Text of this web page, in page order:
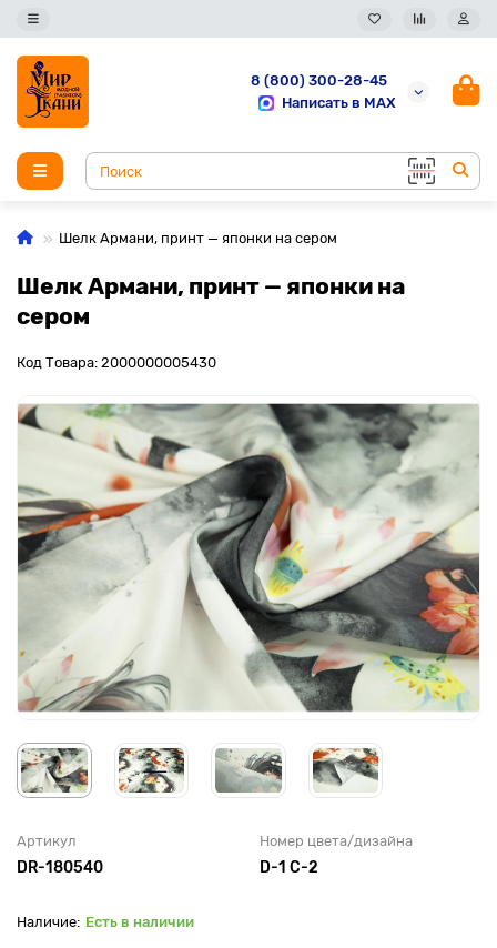
8 (800) 300-28-45
Написать в MAX
Шелк Армани, принт — японки на сером
Шелк Армани, принт — японки на
сером
Код Товара: 2000000005430
Артикул
DR-180540
Номер цвета/дизайна
D-1 C-2
Есть в наличии